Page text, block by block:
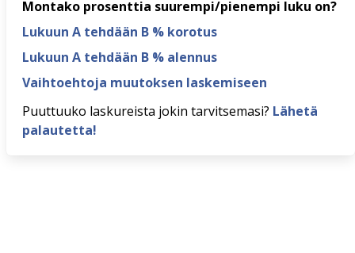
Montako prosenttia suurempi/pienempi luku on?
Lukuun A tehdään B % korotus
Lukuun A tehdään B % alennus
Vaihtoehtoja muutoksen laskemiseen
Puuttuuko laskureista jokin tarvitsemasi? Lähetä
palautetta!